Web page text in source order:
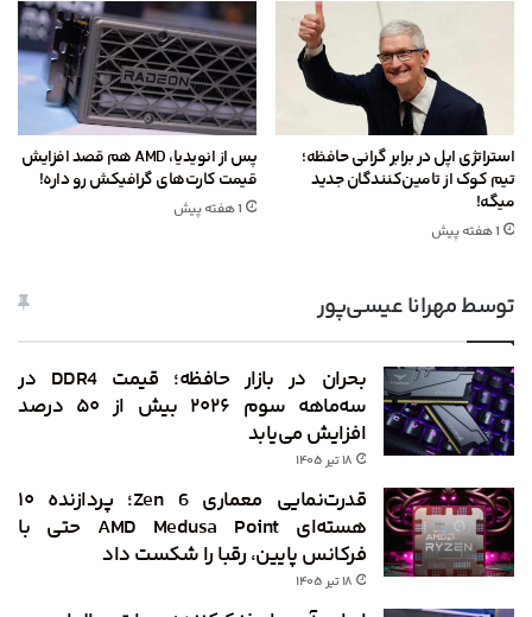
استراتژی اپل در برابر گرانی حافظه؛
تیم کوک از تامین‌کنندگان جدید
میگه!
1 هفته پیش
پس از انویدیا، AMD هم قصد افزایش
قیمت کارت‌های گرافیکش رو داره!
1 هفته پیش
توسط مهرانا عیسی‌پور
بحران در بازار حافظه؛ قیمت DDR4 در
سه‌ماهه سوم ۲۰۲۶ بیش از ۵۰ درصد
افزایش می‌یابد
۱۸ تیر ۱۴۰۵
قدرت‌نمایی معماری Zen 6؛ پردازنده ۱۰
هسته‌ای AMD Medusa Point حتی با
فرکانس پایین، رقبا را شکست داد
۱۸ تیر ۱۴۰۵